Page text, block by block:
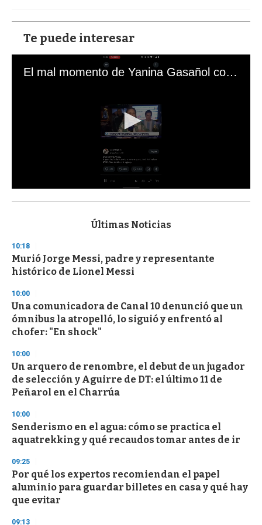
Te puede interesar
El mal momento de Yanina Gasañol con un hincha argentino en "Subrayado"
s
d
s
o
f
3
s
e
c
o
d
s
Últimas Noticias
10:18
Murió Jorge Messi, padre y representante
histórico de Lionel Messi
10:00
Una comunicadora de Canal 10 denunció que un
ómnibus la atropelló, lo siguió y enfrentó al
chofer: "En shock"
10:00
Un arquero de renombre, el debut de un jugador
de selección y Aguirre de DT: el último 11 de
Peñarol en el Charrúa
10:00
Senderismo en el agua: cómo se practica el
aquatrekking y qué recaudos tomar antes de ir
09:25
Por qué los expertos recomiendan el papel
aluminio para guardar billetes en casa y qué hay
que evitar
09:13